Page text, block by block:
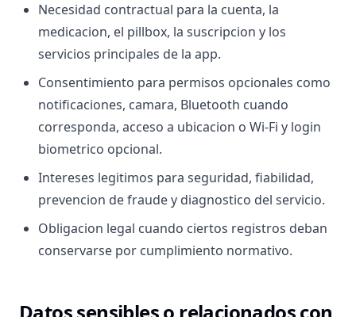
Necesidad contractual para la cuenta, la
medicacion, el pillbox, la suscripcion y los
servicios principales de la app.
Consentimiento para permisos opcionales como
notificaciones, camara, Bluetooth cuando
corresponda, acceso a ubicacion o Wi-Fi y login
biometrico opcional.
Intereses legitimos para seguridad, fiabilidad,
prevencion de fraude y diagnostico del servicio.
Obligacion legal cuando ciertos registros deban
conservarse por cumplimiento normativo.